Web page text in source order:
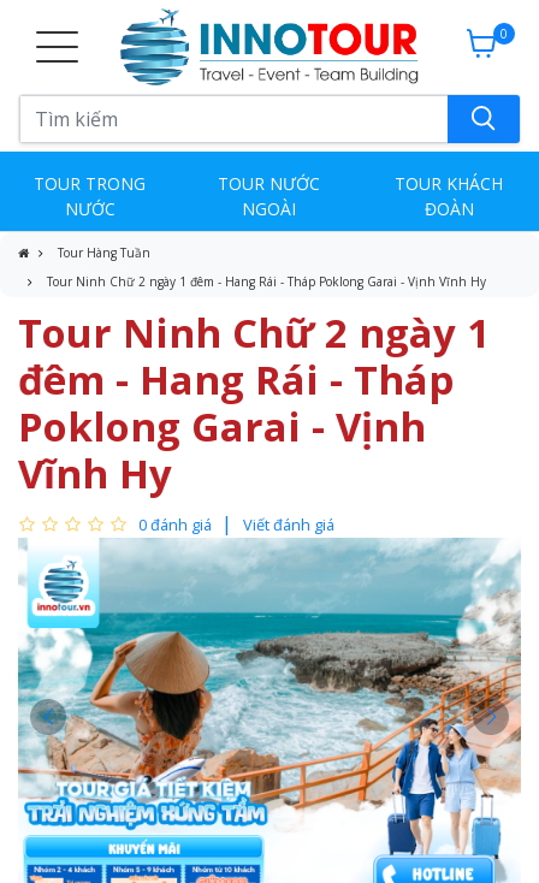
0
TOUR TRONG
NƯỚC
TOUR NƯỚC
NGOÀI
TOUR KHÁCH
ĐOÀN
Tour Hàng Tuần
Tour Ninh Chữ 2 ngày 1 đêm - Hang Rái - Tháp Poklong Garai - Vịnh Vĩnh Hy
Tour Ninh Chữ 2 ngày 1
đêm - Hang Rái - Tháp
Poklong Garai - Vịnh
Vĩnh Hy
0 đánh giá Viết đánh giá